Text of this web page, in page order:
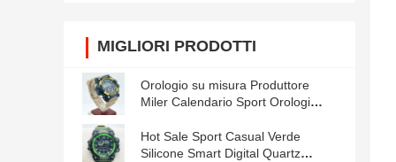
MIGLIORI PRODOTTI
Orologio su misura Produttore
Miler Calendario Sport Orologi
Hot Sale Sport Casual Verde
Silicone Smart Digital Quartz